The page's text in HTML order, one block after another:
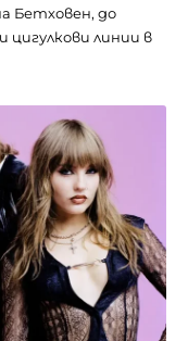
Бетховен, до
цигулкови линии в